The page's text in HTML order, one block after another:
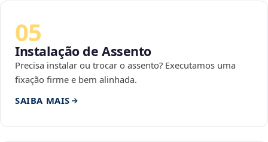
05
Instalação de Assento
Precisa instalar ou trocar o assento? Executamos uma
fixação firme e bem alinhada.
SAIBA MAIS